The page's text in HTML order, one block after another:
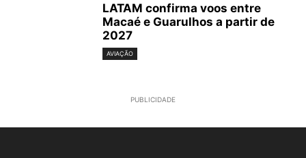
LATAM confirma voos entre
Macaé e Guarulhos a partir de
2027
AVIAÇÃO
PUBLICIDADE